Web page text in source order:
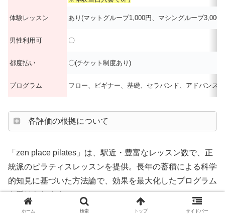
体験レッスン あり(マットグループ1,000円、マシングループ
男性利用可 〇
都度払い 〇(チケット制度あり)
プログラム フロー、ビギナー、基礎、セラバンド、アドバンス
各評価の根拠について
「zen place pilates」は、駅近・豊富なレッスン数で、正
統派のピラティスレッスンを提供。長年の蓄積による科学
的知見に基づいた方法論で、効果を最大化したプログラム
を受けられます。
ホーム 検索 トップ サイドバー